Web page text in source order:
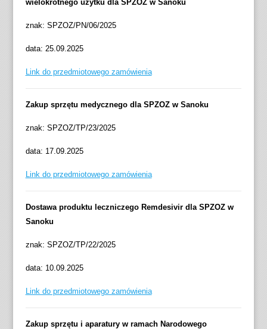
wielokrotnego użytku dla SPZOZ w Sanoku
znak: SPZOZ/PN/06/2025
data: 25.09.2025
Link do przedmiotowego zamówienia
Zakup sprzętu medycznego dla SPZOZ w Sanoku
znak: SPZOZ/TP/23/2025
data: 17.09.2025
Link do przedmiotowego zamówienia
Dostawa produktu leczniczego Remdesivir dla SPZOZ w
Sanoku
znak: SPZOZ/TP/22/2025
data: 10.09.2025
Link do przedmiotowego zamówienia
Zakup sprzętu i aparatury w ramach Narodowego